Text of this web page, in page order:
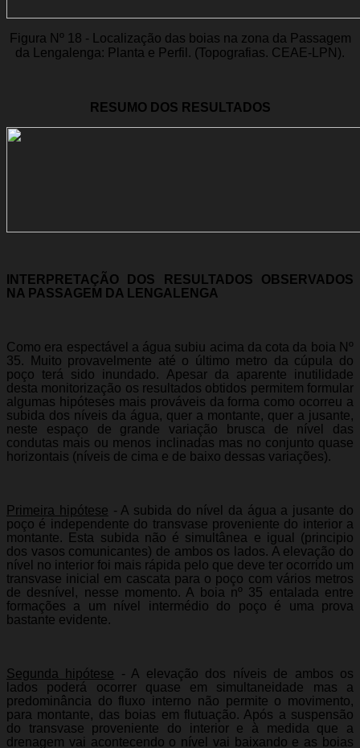
Figura Nº 18 - Localização das boias na zona da Passagem
da Lengalenga: Planta e Perfil. (Topografias. CEAE-LPN).
RESUMO DOS RESULTADOS
INTERPRETAÇÃO DOS RESULTADOS OBSERVADOS
NA PASSAGEM DA LENGALENGA
Como era espectável a água subiu acima da cota da boia Nº
35. Muito provavelmente até o último metro da cúpula do
poço terá sido inundado. Apesar da aparente inutilidade
desta monitorização os resultados obtidos permitem formular
algumas hipóteses mais prováveis da forma como ocorreu a
subida dos níveis da água, quer a montante, quer a jusante,
neste espaço de grande variação brusca de nível das
condutas mais ou menos inclinadas mas no conjunto quase
horizontais (níveis de cima e de baixo dessas variações).
Primeira hipótese - A subida do nível da água a jusante do
poço é independente do transvase proveniente do interior a
montante. Esta subida não é simultânea e igual (principio
dos vasos comunicantes) de ambos os lados. A elevação do
nível no interior foi mais rápida pelo que deve ter ocorrido um
transvase inicial em cascata para o poço com vários metros
de desnível, nesse momento. A boia nº 35 entalada entre
formações a um nível intermédio do poço é uma prova
bastante evidente.
Segunda hipótese - A elevação dos níveis de ambos os
lados poderá ocorrer quase em simultaneidade mas a
predominância do fluxo interno não permite o movimento,
para montante, das boias em flutuação. Após a suspensão
do transvase proveniente do interior e à medida que a
drenagem vai acontecendo o nível vai baixando e as boias